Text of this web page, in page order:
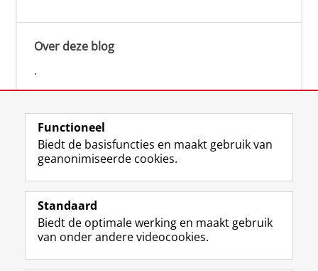
Over deze blog
.
Volg de RUG
F
a
e
b
L
i
k
e
R
S
-
f
I
n
t
Y
o
T
Studiekiezers
Functioneel
Biedt de basisfuncties en maakt gebruik van
geanonimiseerde cookies.
Standaard
Biedt de optimale werking en maakt gebruik
van onder andere videocookies.